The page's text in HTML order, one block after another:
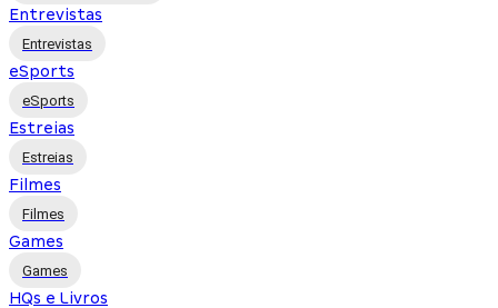
Entrevistas
Entrevistas
eSports
eSports
Estreias
Estreias
Filmes
Filmes
Games
Games
HQs e Livros